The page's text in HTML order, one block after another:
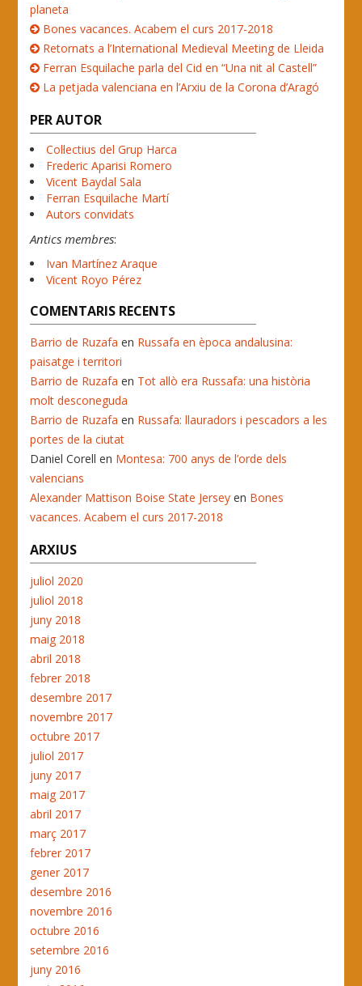
planeta
Bones vacances. Acabem el curs 2017-2018
Retornats a l’International Medieval Meeting de Lleida
Ferran Esquilache parla del Cid en “Una nit al Castell”
La petjada valenciana en l’Arxiu de la Corona d’Aragó
PER AUTOR
Col·lectius del Grup Harca
Frederic Aparisi Romero
Vicent Baydal Sala
Ferran Esquilache Martí
Autors convidats
Antics membres:
Ivan Martínez Araque
Vicent Royo Pérez
COMENTARIS RECENTS
Barrio de Ruzafa en Russafa en època andalusina:
paisatge i territori
Barrio de Ruzafa en Tot allò era Russafa: una història
molt desconeguda
Barrio de Ruzafa en Russafa: llauradors i pescadors a les
portes de la ciutat
Daniel Corell en Montesa: 700 anys de l’orde dels
valencians
Alexander Mattison Boise State Jersey en Bones
vacances. Acabem el curs 2017-2018
ARXIUS
juliol 2020
juliol 2018
juny 2018
maig 2018
abril 2018
febrer 2018
desembre 2017
novembre 2017
octubre 2017
juliol 2017
juny 2017
maig 2017
abril 2017
març 2017
febrer 2017
gener 2017
desembre 2016
novembre 2016
octubre 2016
setembre 2016
juny 2016